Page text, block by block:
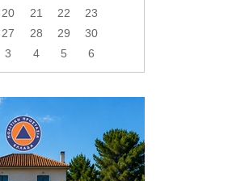
20 21 22
23
27 28 29
30
3 4 5 6